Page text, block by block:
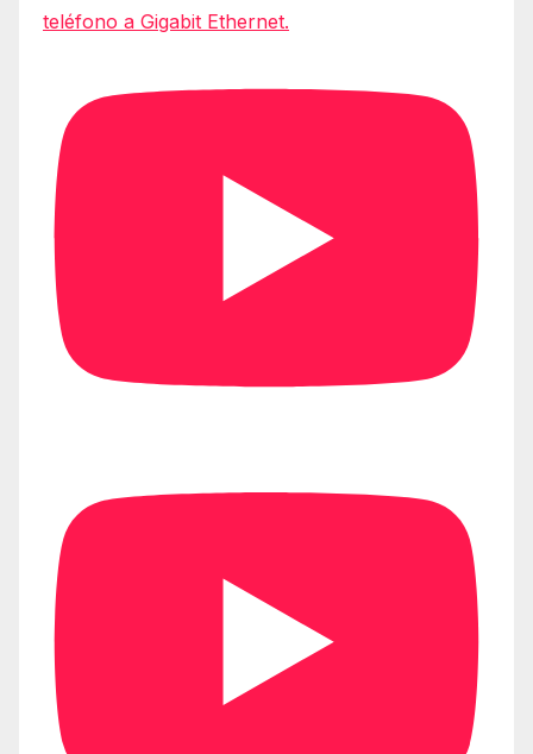
teléfono a Gigabit Ethernet.